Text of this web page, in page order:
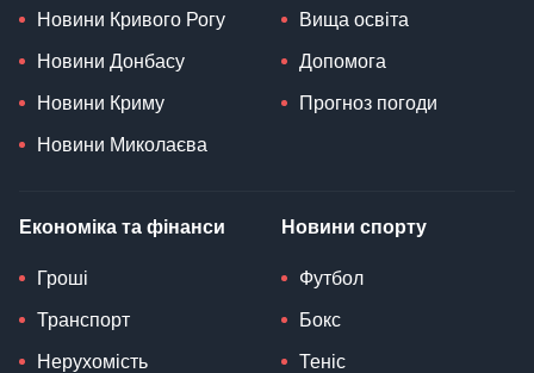
Новини Кривого Рогу
Новини Донбасу
Новини Криму
Новини Миколаєва
Вища освіта
Допомога
Прогноз погоди
Економіка та фінанси
Гроші
Транспорт
Нерухомість
Новини спорту
Футбол
Бокс
Теніс